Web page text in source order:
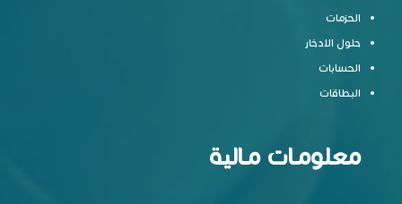
الحزمات
حلول الادخار
الحسابات
البطاقات
معلومـات مـالية